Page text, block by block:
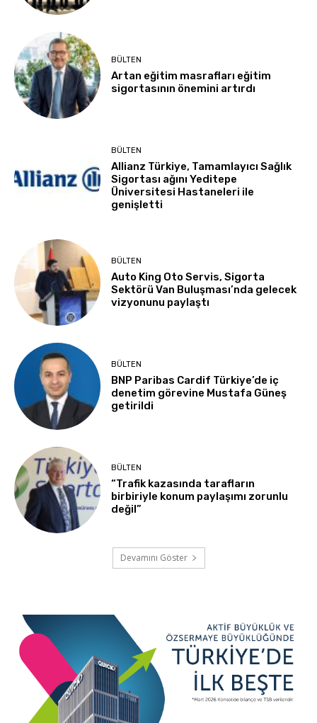
BÜLTEN
Artan eğitim masrafları eğitim
sigortasının önemini artırdı
BÜLTEN
Allianz Türkiye, Tamamlayıcı Sağlık
Sigortası ağını Yeditepe
Üniversitesi Hastaneleri ile
genişletti
BÜLTEN
Auto King Oto Servis, Sigorta
Sektörü Van Buluşması’nda gelecek
vizyonunu paylaştı
BÜLTEN
BNP Paribas Cardif Türkiye’de iç
denetim görevine Mustafa Güneş
getirildi
BÜLTEN
“Trafik kazasında tarafların
birbiriyle konum paylaşımı zorunlu
değil”
Devamını Göster